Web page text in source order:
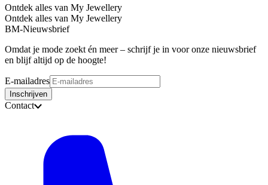
Ontdek alles van My Jewellery
Ontdek alles van My Jewellery
BM-Nieuwsbrief
Omdat je mode zoekt én meer – schrijf je in voor onze nieuwsbrief
en blijf altijd op de hoogte!
E-mailadres
Inschrijven
Contact